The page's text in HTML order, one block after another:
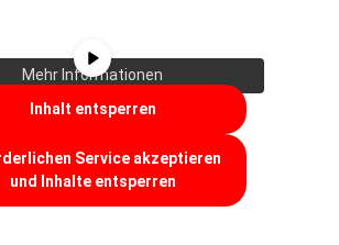
Mehr Informationen
Inhalt entsperren
Service akzeptieren
und Inhalte entsperren